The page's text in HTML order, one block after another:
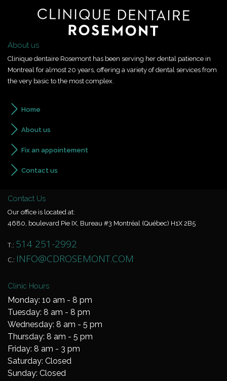
About us
Clinique dentaire Rosemont has been serving her dental patience in
Montreal for almost 20 years, offering a variety of dental services from
the very basic to the most complex.
Home
About us
Fix an appointement
Contact us
Contact Us
Our office is located at:
4680, boulevard Pie IX, Bureau #3 Montréal (Québec) H1X 2B5
T.: 514 251-2992
C.: INFO@CDROSEMONT.COM
Clinic Hours
Monday: 10 am - 8 pm
Tuesday: 8 am - 8 pm
Wednesday: 8 am - 5 pm
Thursday: 8 am - 5 pm
Friday: 8 am - 3 pm
Saturday: Closed
Sunday: Closed